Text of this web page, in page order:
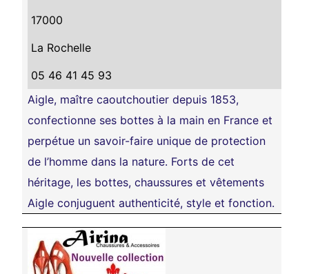
17000
La Rochelle
05 46 41 45 93
Aigle, maître caoutchoutier depuis 1853,
confectionne ses bottes à la main en France et
perpétue un savoir-faire unique de protection
de l’homme dans la nature. Forts de cet
héritage, les bottes, chaussures et vêtements
Aigle conjuguent authenticité, style et fonction.